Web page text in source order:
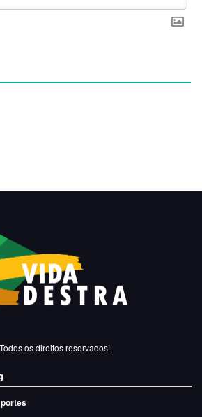
Todos os direitos reservados!